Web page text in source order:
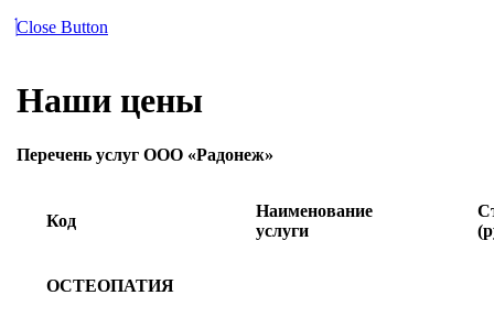
Close Button
Наши цены
Перечень услуг ООО «Радонеж»
Код
Наименование
услуги
ОСТЕОПАТИЯ